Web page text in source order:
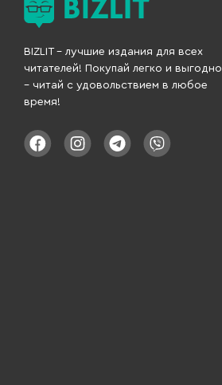
BIZLIT – лучшие издания для всех
читателей! Покупай легко и выгодно
– читай с удовольствием в любое
время!